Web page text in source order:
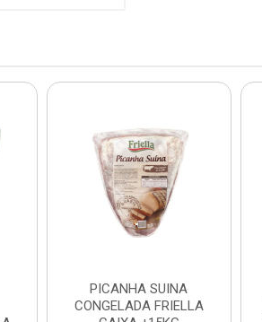
PICANHA SUINA
CONGELADA FRIELLA